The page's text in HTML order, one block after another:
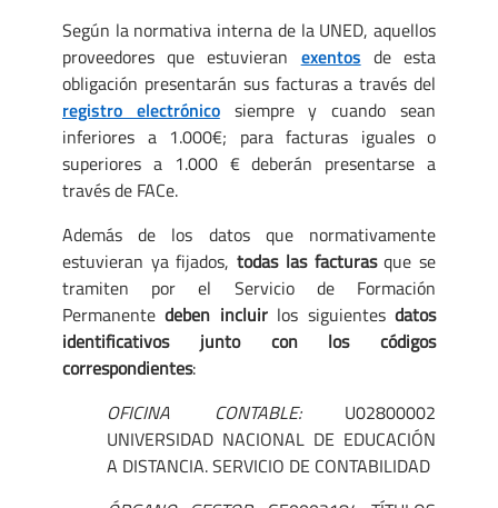
Según la normativa interna de la UNED, aquellos
proveedores que estuvieran exentos de esta
obligación presentarán sus facturas a través del
registro electrónicosiempre y cuando sean
inferiores a 1.000€; para facturas iguales o
superiores a 1.000 € deberán presentarse a
través de FACe.
Además de los datos que normativamente
estuvieran ya fijados,todas las facturasque se
tramiten por el Servicio de Formación
Permanentedeben incluirlos siguientesdatos
identificativos junto con los códigos
correspondientes:
OFICINA CONTABLE:U02800002
UNIVERSIDAD NACIONAL DE EDUCACIÓN
A DISTANCIA. SERVICIO DE CONTABILIDAD